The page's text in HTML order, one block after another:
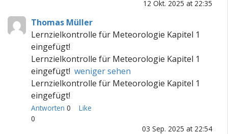
12 Okt. 2025 at 22:35
Thomas Müller
Lernzielkontrolle für Meteorologie Kapitel 1
eingefügt!
Lernzielkontrolle für Meteorologie Kapitel 1
eingefügt! weniger sehen
Lernzielkontrolle für Meteorologie Kapitel 1
eingefügt!
Antworten 0
Like
0
03 Sep. 2025 at 22:54